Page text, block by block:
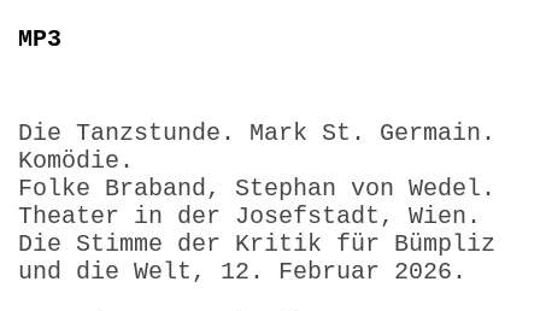
MP3
Die Tanzstunde. Mark St. Germain.
Komödie.
Folke Braband, Stephan von Wedel.
Theater in der Josefstadt, Wien.
Die Stimme der Kritik für Bümpliz
und die Welt, 12. Februar 2026.